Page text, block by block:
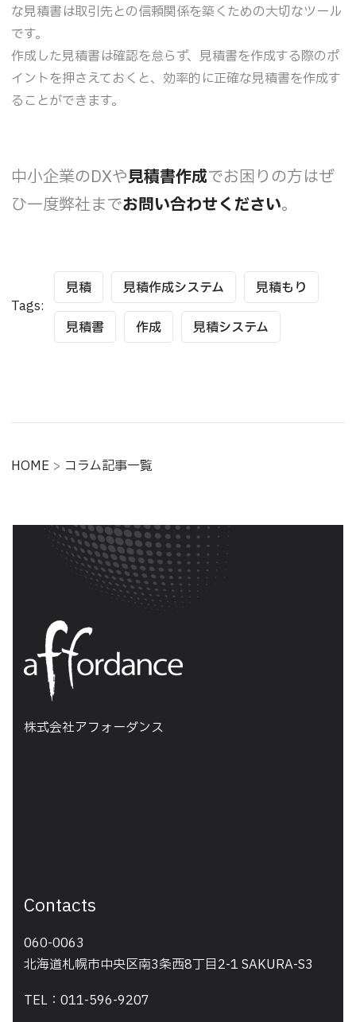
な見積書は取引先との信頼関係を築くための大切なツール
です。
作成した見積書は確認を怠らず、見積書を作成する際のポ
イントを押さえておくと、効率的に正確な見積書を作成す
ることができます。
中小企業のDXや見積書作成でお困りの方はぜ
ひ一度弊社までお問い合わせください。
Tags:
見積 見積作成システム 見積もり
見積書 作成 見積システム
HOME > コラム記事一覧
株式会社アフォーダンス
Contacts
060-0063
北海道札幌市中央区南3条西8丁目2-1 SAKURA-S3
TEL：011-596-9207